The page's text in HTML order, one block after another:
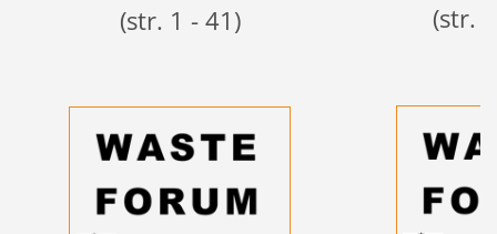
(str. 1 - 41)
(str.